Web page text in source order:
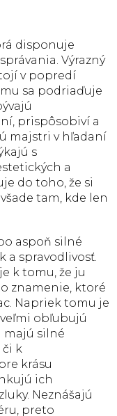
disponuje
Výrazný
v popredí
sa podriaďuje
prispôsobiví a
majstri v hľadaní
s
a
do toho, že si
tam, kde len
aspoň silné
a spravodlivosť.
k tomu, že ju
znamenie, ktoré
Napriek tomu je
obľubujú
majú silné
či k
krásu
ich
Neznášajú
preto